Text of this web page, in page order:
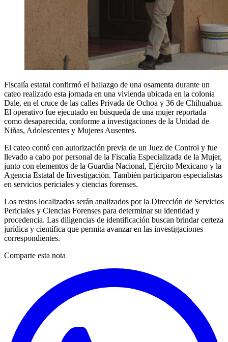
Fiscalía estatal confirmó el hallazgo de una osamenta durante un
cateo realizado esta jornada en una vivienda ubicada en la colonia
Dale, en el cruce de las calles Privada de Ochoa y 36 de Chihuahua.
El operativo fue ejecutado en búsqueda de una mujer reportada
como desaparecida, conforme a investigaciones de la Unidad de
Niñas, Adolescentes y Mujeres Ausentes.
El cateo contó con autorización previa de un Juez de Control y fue
llevado a cabo por personal de la Fiscalía Especializada de la Mujer,
junto con elementos de la Guardia Nacional, Ejército Mexicano y la
Agencia Estatal de Investigación. También participaron especialistas
en servicios periciales y ciencias forenses.
Los restos localizados serán analizados por la Dirección de Servicios
Periciales y Ciencias Forenses para determinar su identidad y
procedencia. Las diligencias de identificación buscan brindar certeza
jurídica y científica que permita avanzar en las investigaciones
correspondientes.
Comparte esta nota